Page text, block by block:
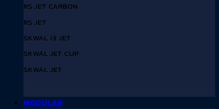
RS JET CARBON
RS JET
SKWAL i3 JET
SKWAL JET CUP
SKWAL JET
MODULAR